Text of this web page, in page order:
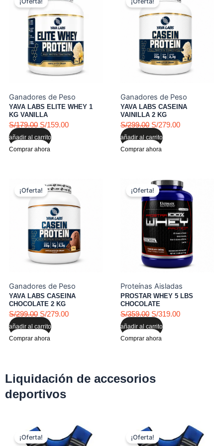
Ganadores de Peso
YAVA LABS ELITE WHEY 1
KG VANILLA
S/179.00
precio
original
era:
S/179.00.
S/159.00
precio
actual
S/159.00.
añadir al carrito
Comprar ahora
Ganadores de Peso
YAVA LABS CASEINA
VAINILLA 2 KG
S/299.00
precio
original
era:
S/299.00.
S/279.00
precio
actual
S/279.00.
añadir al carrito
Comprar ahora
¡Oferta!
Ganadores de Peso
YAVA LABS CASEINA
CHOCOLATE 2 KG
S/299.00
precio
original
era:
S/299.00.
S/279.00
precio
actual
S/279.00.
añadir al carrito
Comprar ahora
¡Oferta!
Proteínas Aisladas
PROSTAR WHEY 5 LBS
CHOCOLATE
S/359.00
El
precio
original
era:
S/359.00.
S/319.00
El
precio
actual
es:
S/319.00.
añadir al carrito
Comprar ahora
Liquidación de accesorios
deportivos
¡Oferta!
El
precio
precio
¡Oferta!
El
precio
precio